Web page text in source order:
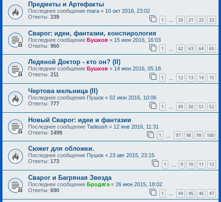
Предметы и Артефакты
Последнее сообщение mara « 10 окт 2016, 23:02
Ответы: 339 1 … 20 21 22 23
Сварог: идеи, фантазии, конспирология
Последнее сообщение Бушков « 15 июн 2016, 16:03
Ответы: 960 1 62 63 64 65
Ледяной Доктор - кто он? (II)
Последнее сообщение Бушков « 14 июн 2016, 05:18
Ответы: 211 1 12 13 14 15
Чертова мельница (II)
Последнее сообщение Пушок « 02 июн 2016, 10:06
Ответы: 777 1 … 49 50 51 52
Новый Сварог: идеи и фантазии
Последнее сообщение Tadeush « 12 янв 2016, 11:31
Ответы: 1499 1 97 98 99 100
Сюжет для обложки.
Последнее сообщение Пушок « 23 авг 2015, 23:15
Ответы: 173 1 9 10 11 12
Сварог и Багряная Звезда
Последнее сообщение Бродяга « 26 июн 2015, 18:02
Ответы: 690 1 … 44 45 46 47